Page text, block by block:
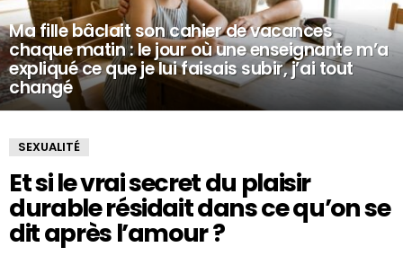
Ma fille bâclait son cahier de vacances
chaque matin : le jour où une enseignante m’a
expliqué ce que je lui faisais subir, j’ai tout
changé
SEXUALITÉ
Et si le vrai secret du plaisir
durable résidait dans ce qu’on se
dit après l’amour ?